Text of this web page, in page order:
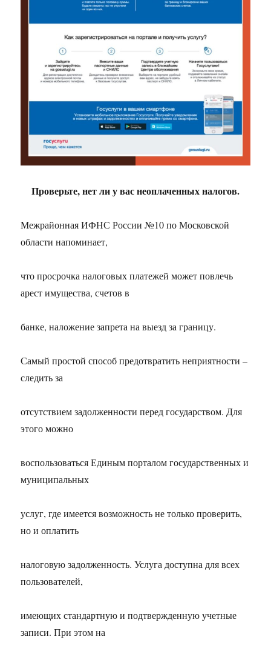
Проверьте, нет ли у вас неоплаченных налогов.
Межрайонная ИФНС России №10 по Московской
области напоминает,
что просрочка налоговых платежей может повлечь
арест имущества, счетов в
банке, наложение запрета на выезд за границу.
Самый простой способ предотвратить неприятности –
следить за
отсутствием задолженности перед государством. Для
этого можно
воспользоваться Единым порталом государственных и
муниципальных
услуг, где имеется возможность не только проверить,
но и оплатить
налоговую задолженность. Услуга доступна для всех
пользователей,
имеющих стандартную и подтвержденную учетные
записи. При этом на